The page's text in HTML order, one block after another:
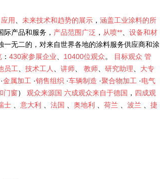
应用 未来技术和趋势的展示 ， 涵盖工业涂料的所
产品和服务， 产品范围广泛 ， 从喷**
设备和材
一无二的，对来自世界各地的涂料服务供应商和涂
： 430家参展企业 10400位观众。 目标观众 管
员工 技术工人 讲师 教师 研究助理
大专
·金属加工 ·销售组织 ·车辆制造 ·聚合物加工 ·电气
门窗） 观众来源国 六成观众来自于德国 ， 四成观
士 意大利 法国 奥地利 荷兰 波兰
捷